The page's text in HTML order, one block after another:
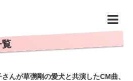
んが草彅剛の愛犬と共演したCM曲、